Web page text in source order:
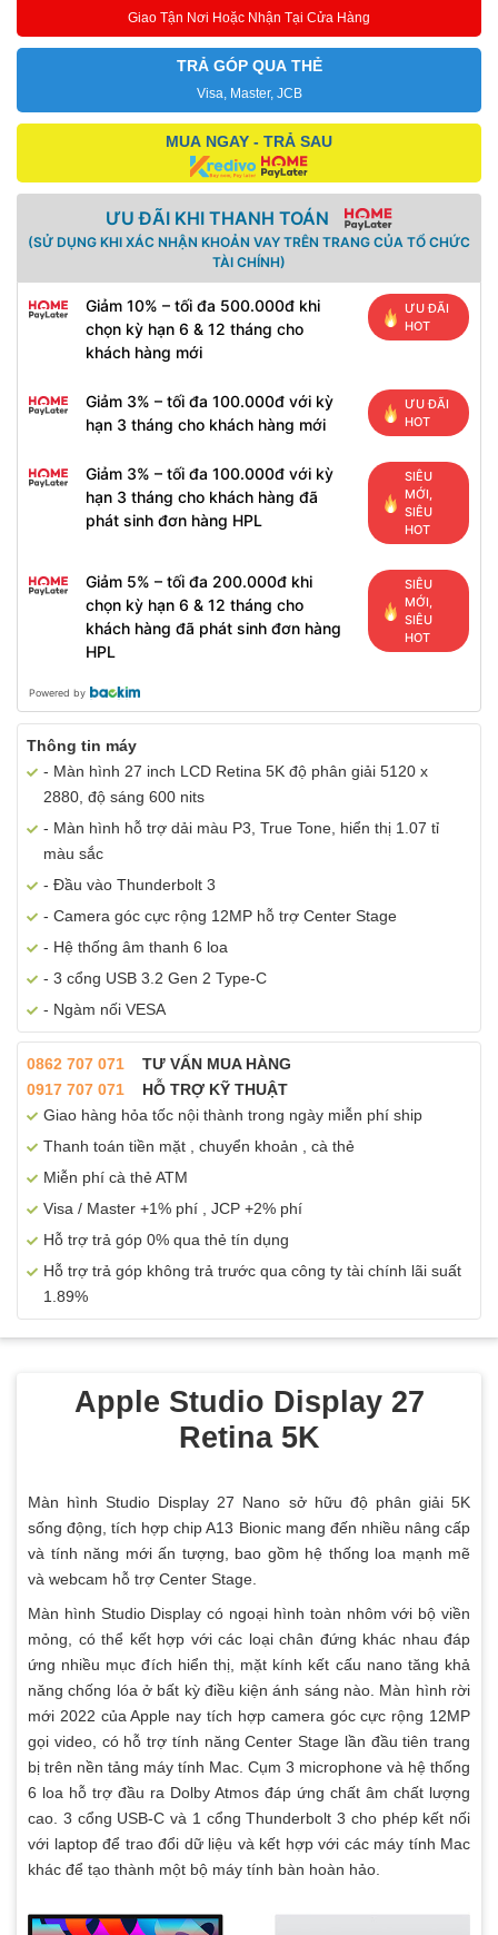
Giao Tận Nơi Hoặc Nhận Tại Cửa Hàng
TRẢ GÓP QUA THẺ
Visa, Master, JCB
MUA NGAY - TRẢ SAU
ƯU ĐÃI KHI THANH TOÁN
(SỬ DỤNG KHI XÁC NHẬN KHOẢN VAY TRÊN TRANG CỦA TỔ CHỨC
TÀI CHÍNH)
Giảm 10% – tối đa 500.000đ khi
chọn kỳ hạn 6 & 12 tháng cho
khách hàng mới
ƯU ĐÃI
HOT
Giảm 3% – tối đa 100.000đ với kỳ
hạn 3 tháng cho khách hàng mới
ƯU ĐÃI
HOT
Giảm 3% – tối đa 100.000đ với kỳ
hạn 3 tháng cho khách hàng đã
phát sinh đơn hàng HPL
SIÊU
MỚI,
SIÊU
HOT
Giảm 5% – tối đa 200.000đ khi
chọn kỳ hạn 6 & 12 tháng cho
khách hàng đã phát sinh đơn hàng
HPL
SIÊU
MỚI,
SIÊU
HOT
Powered by
Thông tin máy
- Màn hình 27 inch LCD Retina 5K độ phân giải 5120 x
2880, độ sáng 600 nits
- Màn hình hỗ trợ dải màu P3, True Tone, hiển thị 1.07 tỉ
màu sắc
- Đầu vào Thunderbolt 3
- Camera góc cực rộng 12MP hỗ trợ Center Stage
- Hệ thống âm thanh 6 loa
- 3 cổng USB 3.2 Gen 2 Type-C
- Ngàm nối VESA
0862 707 071
TƯ VẤN MUA HÀNG
0917 707 071
HỖ TRỢ KỸ THUẬT
Giao hàng hỏa tốc nội thành trong ngày miễn phí ship
Thanh toán tiền mặt , chuyển khoản , cà thẻ
Miễn phí cà thẻ ATM
Visa / Master +1% phí , JCP +2% phí
Hỗ trợ trả góp 0% qua thẻ tín dụng
Hỗ trợ trả góp không trả trước qua công ty tài chính lãi suất
1.89%
Apple Studio Display 27
Retina 5K
Màn hình Studio Display 27 Nano sở hữu độ phân giải 5K
sống động, tích hợp chip A13 Bionic mang đến nhiều nâng cấp
và tính năng mới ấn tượng, bao gồm hệ thống loa mạnh mẽ
và webcam hỗ trợ Center Stage.
Màn hình Studio Display có ngoại hình toàn nhôm với bộ viền
mỏng, có thể kết hợp với các loại chân đứng khác nhau đáp
ứng nhiều mục đích hiển thị, mặt kính kết cấu nano tăng khả
năng chống lóa ở bất kỳ điều kiện ánh sáng nào. Màn hình rời
mới 2022 của Apple nay tích hợp camera góc cực rộng 12MP
gọi video, có hỗ trợ tính năng Center Stage lần đầu tiên trang
bị trên nền tảng máy tính Mac. Cụm 3 microphone và hệ thống
6 loa hỗ trợ đầu ra Dolby Atmos đáp ứng chất âm chất lượng
cao. 3 cổng USB-C và 1 cổng Thunderbolt 3 cho phép kết nối
với laptop để trao đổi dữ liệu và kết hợp với các máy tính Mac
khác để tạo thành một bộ máy tính bàn hoàn hảo.